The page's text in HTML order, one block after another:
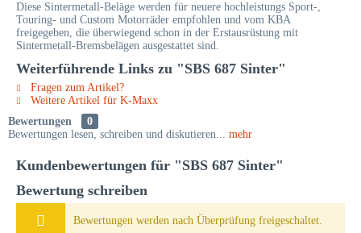
Diese Sintermetall-Beläge werden für neuere hochleistungs Sport-,
Touring- und Custom Motorräder empfohlen und vom KBA
freigegeben, die überwiegend schon in der Erstausrüstung mit
Sintermetall-Bremsbelägen ausgestattet sind.
Weiterführende Links zu "SBS 687 Sinter"
Fragen zum Artikel?
Weitere Artikel für K-Maxx
Bewertungen
0
Bewertungen lesen, schreiben und diskutieren... mehr
Kundenbewertungen für "SBS 687 Sinter"
Bewertung schreiben
Bewertungen werden nach Überprüfung freigeschaltet.